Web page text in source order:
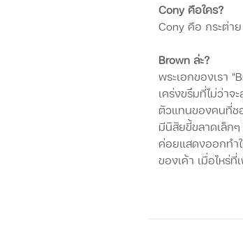
Cony คือใคร?
Cony คือ กระต่า
Brown ล่ะ?
พระเอกของเรา
เคร่งขรึมที่ไม่ว่า
ตัวแทนของคนที่ช
มีนิสัยขี้ขลาดเล็ก
ค่อยแสดงออกทำ
ของเค้า เมื่อไหร่